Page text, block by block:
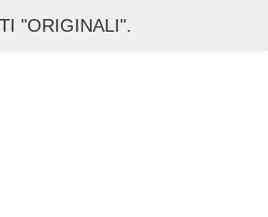
"ORIGINALI".